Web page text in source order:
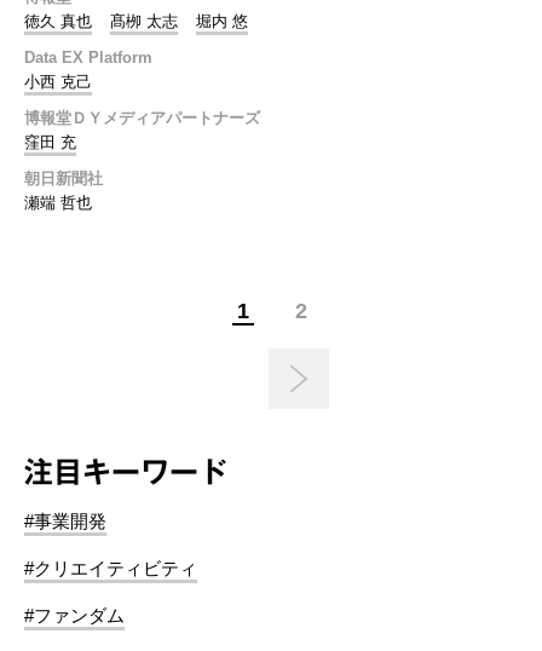
徳久 真也
髙栁 太志
堀内 悠
Data EX Platform
小西 克己
博報堂ＤＹメディアパートナーズ
窪田 充
朝日新聞社
瀬端 哲也
1 2
注目キーワード
#事業開発
#クリエイティビティ
#ファンダム